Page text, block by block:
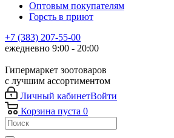
Оптовым покупателям
Горсть в приют
+7 (383) 207-55-00
ежедневно 9:00 - 20:00
Гипермаркет зоотоваров
с лучшим ассортиментом
Личный кабинетВойти
Корзина пуста 0